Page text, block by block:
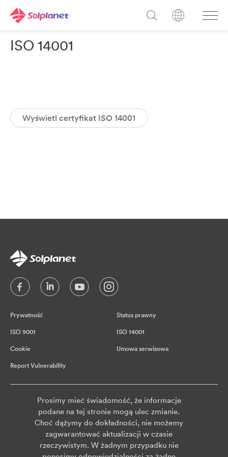
ISO 14001
Wyświetl certyfikat ISO 14001
Prywatność Status prawny
ISO 9001 ISO 14001
Cookie Umowa serwisowa
Report Vulnerability
Prosimy mieć świadomość, że informacje
podane na tej stronie mogą ulec zmianie.
Choć dążymy do dokładności, nie możemy
zagwarantować aktualizacji w czasie
rzeczywistym. W żadnym przypadku nie